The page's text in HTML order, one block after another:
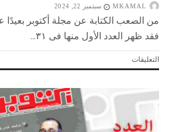
MKAMAL سبتمبر 22, 2024
من الصعب الكتابة عن مجلة أكتوبر بعيدًا
فقد ظهر العدد الأول منها فى ٣١...
التعليقاتعلى
مجلة
تاريخ
من
والمعرفة